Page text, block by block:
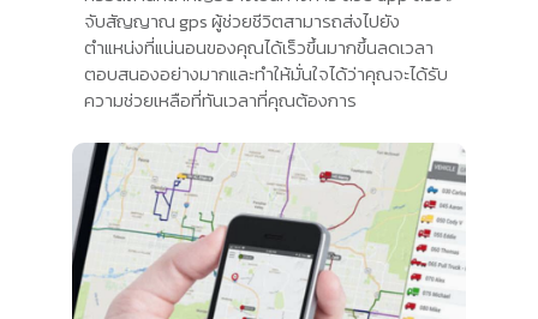
จับสัญญาณ gps ผู้ช่วยชีวิตสามารถส่งไปยัง
ตำแหน่งที่แน่นอนของคุณได้เร็วขึ้นมากขึ้นลดเวลา
ตอบสนองอย่างมากและทำให้มั่นใจได้ว่าคุณจะได้รับ
ความช่วยเหลือที่ทันเวลาที่คุณต้องการ